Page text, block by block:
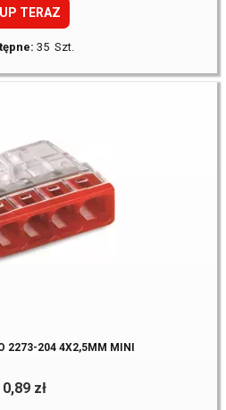
TERAZ
35 Szt.
2273-204 4X2,5MM MINI
0,89 zł